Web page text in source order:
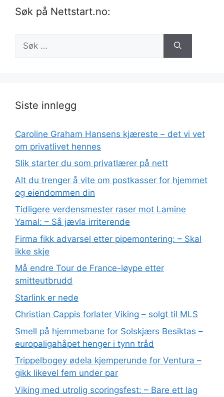
Søk på Nettstart.no:
etter:
Siste innlegg
Caroline Graham Hansens kjæreste – det vi vet
om privatlivet hennes
Slik starter du som privatlærer på nett
Alt du trenger å vite om postkasser for hjemmet
og eiendommen din
Tidligere verdensmester raser mot Lamine
Yamal: – Så jævla irriterende
Firma fikk advarsel etter pipemontering: – Skal
ikke skje
Må endre Tour de France-løype etter
smitteutbrudd
Starlink er nede
Christian Cappis forlater Viking – solgt til MLS
Smell på hjemmebane for Solskjærs Besiktas –
europaligahåpet henger i tynn tråd
Trippelbogey ødela kjemperunde for Ventura –
gikk likevel fem under par
Viking med utrolig scoringsfest: – Bare ett lag